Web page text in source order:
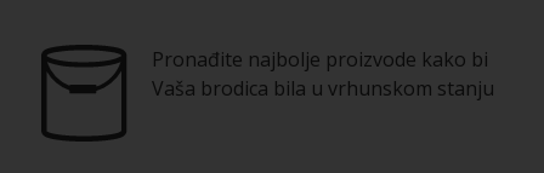
Pronađite najbolje proizvode kako bi
Vaša brodica bila u vrhunskom stanju